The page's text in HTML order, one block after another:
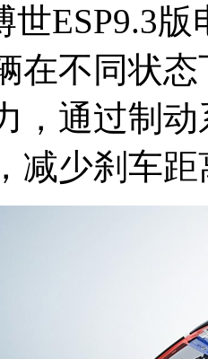
世ESP9.3
在不同状
，通过制
减少刹车距